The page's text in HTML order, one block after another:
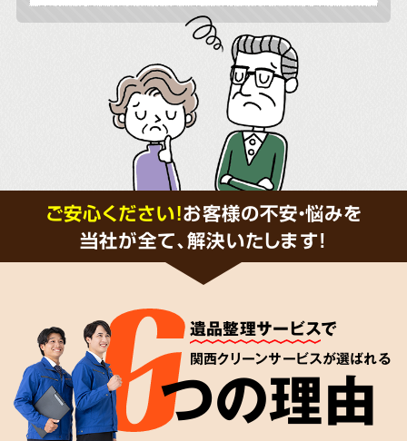
ご安心ください！お客様の不安・悩みを
当社が全て、解決いたします!
遺品整理サービスで
関西クリーンサービスが選ばれる
つの理由